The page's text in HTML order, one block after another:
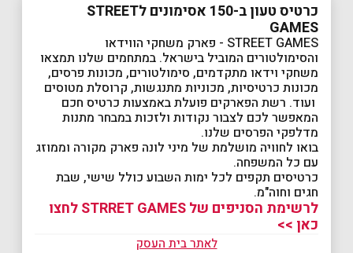
כרטיס טעון ב-150 אסימונים לSTREET
GAMES
STREET GAMES - פארק משחקי הווידאו
והסימולטורים המוביל בישראל. במתחמים שלנו תמצאו
משחקי וידאו מתקדמים, סימולטורים, מכונות פרסים,
מכונות כרטיסיות, מכוניות מתנגשות, קרוסלת מטוסים
ועוד. רשת הפארקים פועלת באמצעות כרטיס חכם
המאפשר לכם לצבור נקודות ולזכות במבחר מתנות
מדלפקי הפרסים שלנו.
בואו לחוויה מושלמת של מיני לונה פארק מקורה וממוזג
עם כל המשפחה.
כרטיסים תקפים לכל ימות השבוע כולל שישי, שבת
חגים וחוה"מ.
לרשימת הסניפים של STRRET GAMES לחצו
כאן >>
לאתר בית העסק